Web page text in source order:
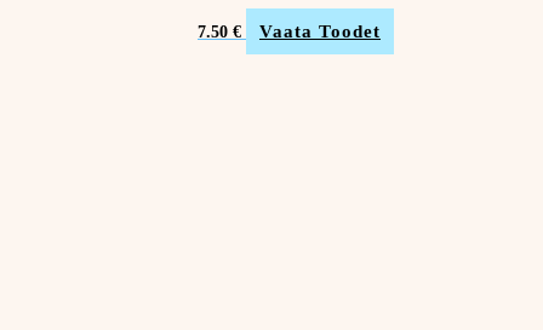
7.50 € Vaata Toodet